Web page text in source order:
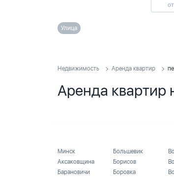
Улица
Недвижимость Аренда квартир
Аренда
Минск
Аксаковщина
Барановичи
Большевик
Борисов
Боровка